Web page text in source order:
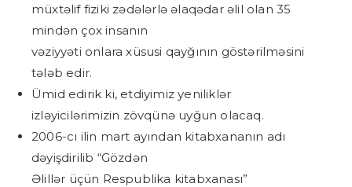
müxtəlif fiziki zədələrlə əlaqədar əlil olan 35
mindən çox insanın
vəziyyəti onlara xüsusi qayğının göstərilməsini
tələb edir.
Ümid edirik ki, etdiyimiz yeniliklər
izləyicilərimizin zövqünə uyğun olacaq.
2006-cı ilin mart ayından kitabxananın adı
dəyişdirilib “Gözdən
Əlillər üçün Respublika kitabxanası”